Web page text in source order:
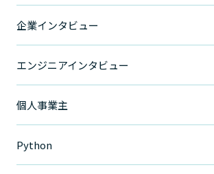
企業インタビュー
エンジニアインタビュー
個人事業主
Python